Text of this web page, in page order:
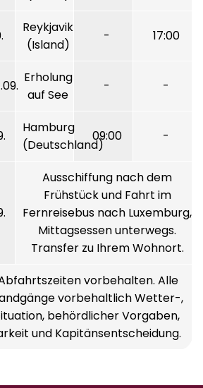
Reykjavik
(Island)
- 17:00
Erholung
auf See
- -
Hamburg
(Deutschland)
09:00 -
Ausschiffung nach dem
Frühstück und Fahrt im
Fernreisebus nach Luxemburg,
Mittagsessen unterwegs.
Transfer zu Ihrem Wohnort.
vorbehalten. Alle
vorbehaltlich Wetter-,
behördlicher Vorgaben,
und Kapitänsentscheidung.